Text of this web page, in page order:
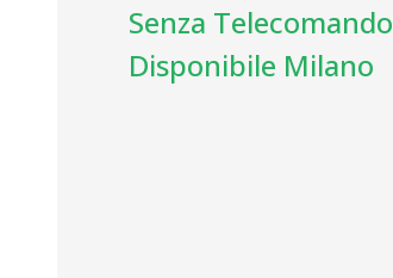
Senza Telecomando
Disponibile Milano